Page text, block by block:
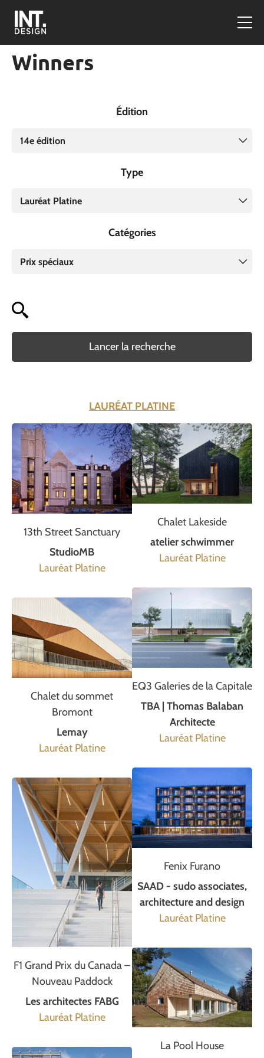
Winners
Édition
14e édition
Type
Lauréat Platine
Catégories
Prix spéciaux
Lancer la recherche
LAURÉAT PLATINE
13th Street Sanctuary
StudioMB
Lauréat Platine
Chalet du sommet
Bromont
Lemay
Lauréat Platine
F1 Grand Prix du Canada –
Nouveau Paddock
Les architectes FABG
Lauréat Platine
Chalet Lakeside
atelier schwimmer
Lauréat Platine
EQ3 Galeries de la Capitale
TBA | Thomas Balaban
Architecte
Lauréat Platine
Fenix Furano
SAAD - sudo associates,
architecture and design
Lauréat Platine
La Pool House